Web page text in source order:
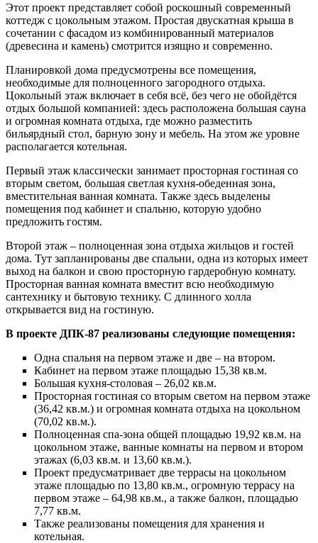
Этот проект представляет собой роскошный современный
коттедж с цокольным этажом. Простая двускатная крыша в
сочетании с фасадом из комбинированный материалов
(древесина и камень) смотрится изящно и современно.
Планировкой дома предусмотрены все помещения,
необходимые для полноценного загородного отдыха.
Цокольный этаж включает в себя всё, без чего не обойдётся
отдых большой компанией: здесь расположена большая сауна
и огромная комната отдыха, где можно разместить
бильярдный стол, барную зону и мебель. На этом же уровне
располагается котельная.
Первый этаж классически занимает просторная гостиная со
вторым светом, большая светлая кухня-обеденная зона,
вместительная ванная комната. Также здесь выделены
помещения под кабинет и спальню, которую удобно
предложить гостям.
Второй этаж – полноценная зона отдыха жильцов и гостей
дома. Тут запланированы две спальни, одна из которых имеет
выход на балкон и свою просторную гардеробную комнату.
Просторная ванная комната вместит всю необходимую
сантехнику и бытовую технику. С длинного холла
открывается вид на гостиную.
В проекте ДПК-87 реализованы следующие помещения:
Одна спальня на первом этаже и две – на втором.
Кабинет на первом этаже площадью 15,38 кв.м.
Большая кухня-столовая – 26,02 кв.м.
Просторная гостиная со вторым светом на первом этаже
(36,42 кв.м.) и огромная комната отдыха на цокольном
(70,02 кв.м.).
Полноценная спа-зона общей площадью 19,92 кв.м. на
цокольном этаже, ванные комнаты на первом и втором
этажах (6,03 кв.м. и 13,60 кв.м.).
Проект предусматривает две террасы на цокольном
этаже площадью по 13,80 кв.м., огромную террасу на
первом этаже – 64,98 кв.м., а также балкон, площадью
7,77 кв.м.
Также реализованы помещения для хранения и
котельная.